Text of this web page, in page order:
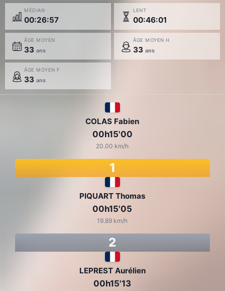
MÉDIAN
00:26:57
LENT
00:46:01
ÂGE MOYEN
33 ans
ÂGE MOYEN H
33 ans
ÂGE MOYEN F
33 ans
PIQUART Thomas
00h15'05
19.89 km/h
2
COLAS Fabien
00h15'00
20.00 km/h
1
LEPREST Aurélien
00h15'13